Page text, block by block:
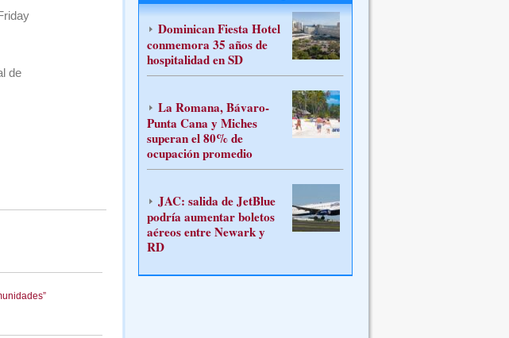
de
Dominican Fiesta Hotel
conmemora 35 años de
hospitalidad en SD
La Romana, Bávaro-
Punta Cana y Miches
superan el 80% de
ocupación promedio
JAC: salida de JetBlue
podría aumentar boletos
aéreos entre Newark y
RD